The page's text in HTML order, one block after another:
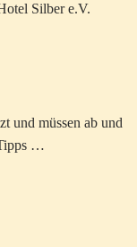
Silber e.V.
und müssen ab und
…